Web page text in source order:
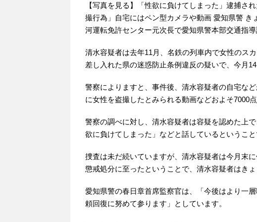
【写真を見る】「性欲に負けてしまった」逮捕さ
撮行為」自宅にはペン型カメラや動画 愛知県警
河運転免許センター元次長で愛知県警本部交通指
清水容疑者は去年11月、名鉄の列車内で女性のス
差し入れた県の迷惑防止条例違反の疑いで、今月
警察によりますと、事件後、清水容疑者の自宅な
に女性を盗撮したとみられる動画などおよそ7000
警察の調べに対し、清水容疑者は容疑を認めた上
欲に負けてしまった」などと話しているということ
捜査は未だ続いていますが、清水容疑者は今月末
懲戒処分に至ったということで、清水容疑者はきょ
愛知県警の春日章首席監察官は、「今後はより一
頼回復に努めて参ります」としています。